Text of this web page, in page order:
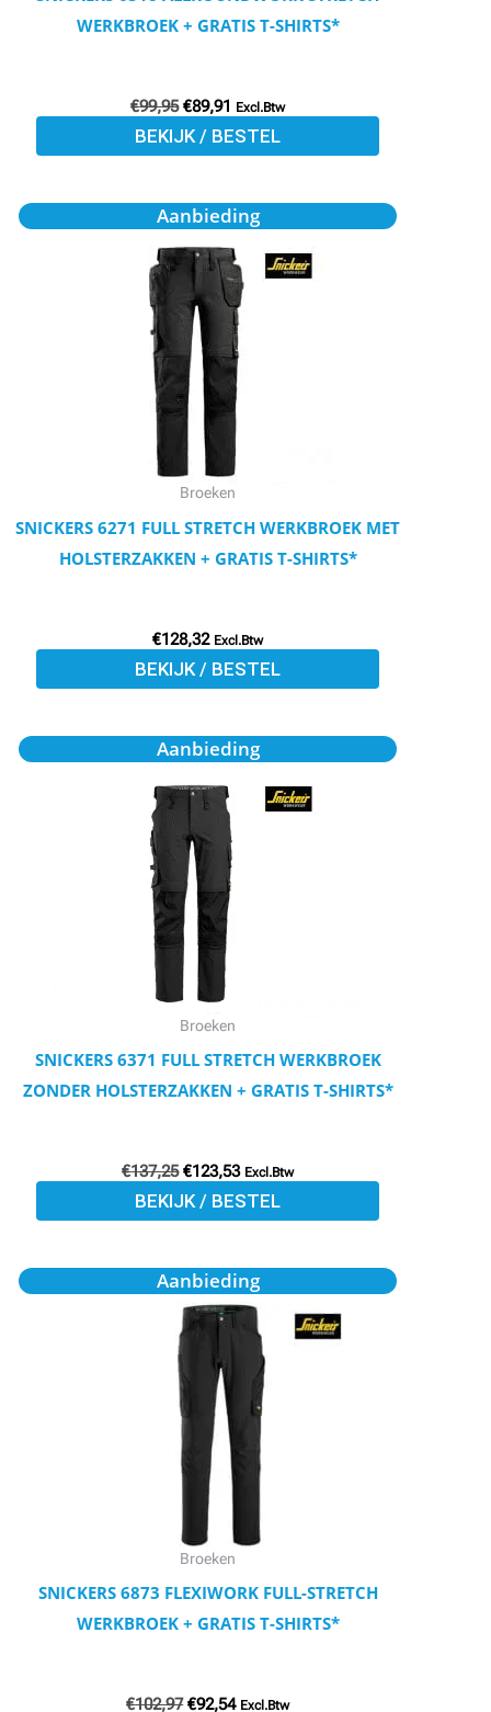
WERKBROEK + GRATIS T-SHIRTS*
€99,95 €89,91 Excl.Btw
BEKIJK / BESTEL
de
Aanbieding
Broeken
SNICKERS 6271 FULL STRETCH WERKBROEK MET
HOLSTERZAKKEN + GRATIS T-SHIRTS*
€128,32 Excl.Btw
BEKIJK / BESTEL
Dit
heeft
meerdere
variaties.
Deze
optie
kan
gekozen
worden
op
de
Aanbieding
Broeken
SNICKERS 6371 FULL STRETCH WERKBROEK
ZONDER HOLSTERZAKKEN + GRATIS T-SHIRTS*
€137,25
Oorspronkelijke
prijs
€137,25.
€123,53
Huidige
prijs
€123,53.
Excl.Btw
BEKIJK / BESTEL
Dit
heeft
meerdere
variaties.
Deze
optie
kan
gekozen
worden
op
de
Aanbieding
Broeken
SNICKERS 6873 FLEXIWORK FULL-STRETCH
WERKBROEK + GRATIS T-SHIRTS*
€102,97
Oorspronkelijke
prijs
was:
€102,97.
€92,54
Huidige
prijs
is:
€92,54.
Excl.Btw
Dit
product
heeft
meerdere
variaties.
Deze
optie
kan
gekozen
worden